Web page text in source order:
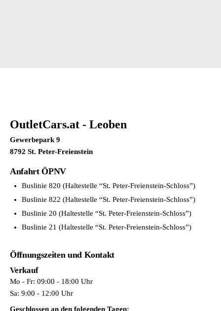
OutletCars.at - Leoben
Gewerbepark 9
8792 St. Peter-Freienstein
Anfahrt ÖPNV
Buslinie 820 (Haltestelle “St. Peter-Freienstein-Schloss”)
Buslinie 822 (Haltestelle “St. Peter-Freienstein-Schloss”)
Buslinie 20 (Haltestelle “St. Peter-Freienstein-Schloss”)
Buslinie 21 (Haltestelle “St. Peter-Freienstein-Schloss”)
Öffnungszeiten und Kontakt
Verkauf
Mo - Fr: 09:00 - 18:00 Uhr
Sa: 9:00 - 12:00 Uhr
Geschlossen an den folgenden Tagen: